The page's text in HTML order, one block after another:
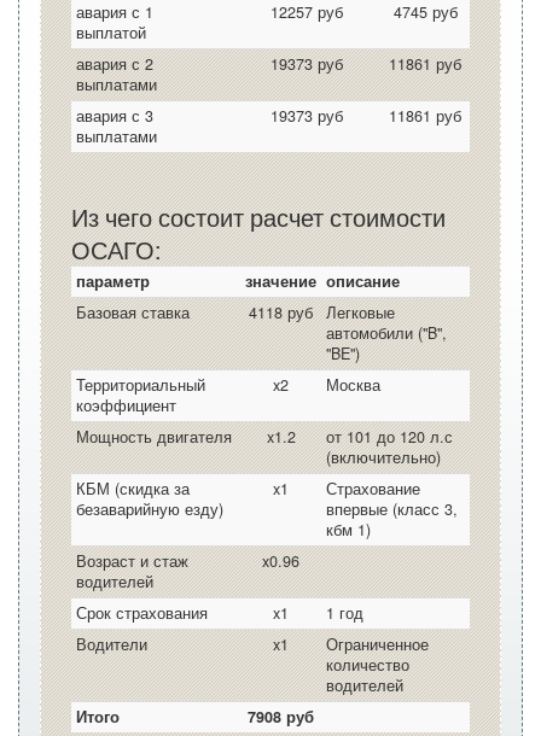
авария с 1
выплатой
12257 руб 4745 руб
авария с 2
выплатами
19373 руб 11861 руб
авария с 3
выплатами
19373 руб 11861 руб
Из чего состоит расчет стоимости
ОСАГО:
параметр значение описание
Базовая ставка
4118 руб
Легковые
автомобили ("B",
"BE")
Территориальный
коэффициент
x2 Москва
Мощность двигателя x1.2
от 101 до 120 л.с
(включительно)
КБМ (скидка за
безаварийную езду)
x1
Страхование
впервые (класс 3,
кбм 1)
Возраст и стаж
водителей
x0.96
Срок страхования x1
1 год
Водители
x1
Ограниченное
количество
водителей
Итого
7908 руб